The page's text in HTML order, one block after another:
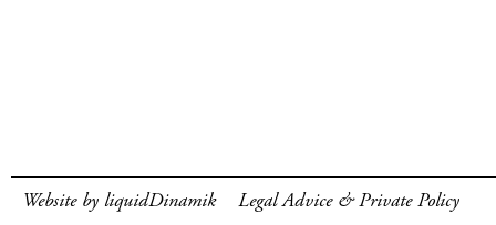
Website by liquidDinamik Legal Advice & Private Policy